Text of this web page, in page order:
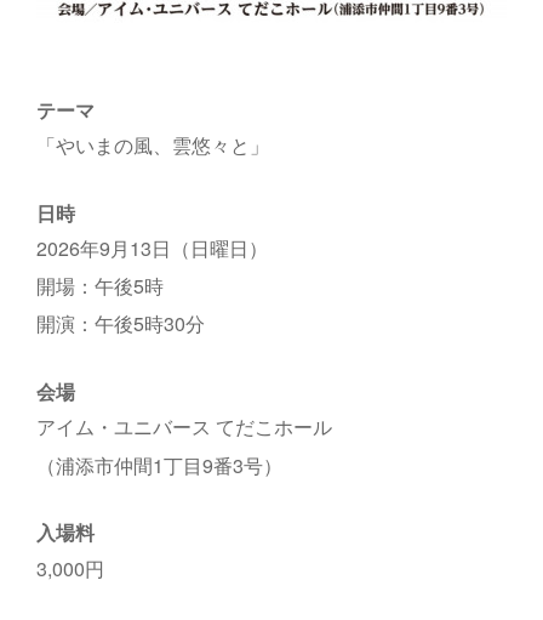
テーマ
「やいまの風、雲悠々と」
日時
2026年9月13日（日曜日）
開場：午後5時
開演：午後5時30分
会場
アイム・ユニバース てだこホール
（浦添市仲間1丁目9番3号）
入場料
3,000円